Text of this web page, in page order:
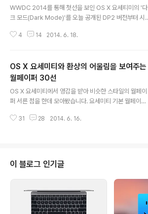
WWDC 2014를 통해 첫선을 보인 OS X 요세티미의 '다
크 모드(Dark Mode)'를 오늘 공개된 DP2 버전부터 시
대를 비롯해 OS X의 주요 그래픽 인터페이스를 평소보다
가 덜 된 불완전한 형태로 작동하고, 기능을 간편하고 켜고
끌 수 있는 그래픽 인터페이스가 없어 아직 터미널 명령어
로만 활성화할 수 있습니다. 일반 모드 vs 다크 모드 먼저
움직이는 GIF 이미지로 일반 모드와 다크 모드를 비교해
봤습니다. 메뉴 막대 좌측 다크 모드를 활성화하면 텍스트
에 반전 처리가 적용돼 시인성을 유지합니다. 화면 색상을
4 14 2014. 6. 18.
OS X 요세미티와 환상의 어울림을 보여주는
월페이퍼 30선
OS X 요세미티에서 영감을 받아 비슷한 스타일의 월페이
퍼 서른 점을 한데 모아봤습니다. 요세미티 기본 월페이퍼
보고 싶은 분은 내려받으시기 바랍니다. 또 비단 맥뿐만 아
고 애썼는데, 안타깝게도 일부 이미지는 1,920x1,200픽
셀이 찾을 수 있는 최대 해상도였습니다.각각의 이미지는
출처 사이트의 저작권을 따르며 본 페이지에서는 해당 이
미지를 내려받을 수 있는 링크만 게재합니다. ➥ 1. Interfa
celift (2560x1600) ➥ 2. 4K-wallpaper (3840x21
31 28 2014. 6. 16.
이 블로그 인기글